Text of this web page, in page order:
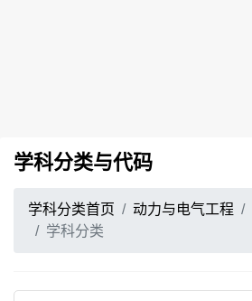
学科分类与代码
学科分类首页 动力与电气工程
学科分类